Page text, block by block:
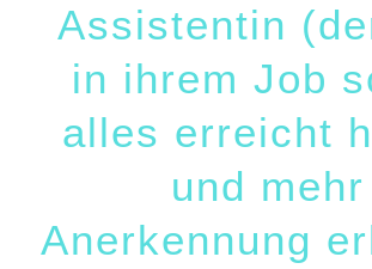
Assistentin
in ihrem Job
alles erreicht
und mehr
Anerkennung